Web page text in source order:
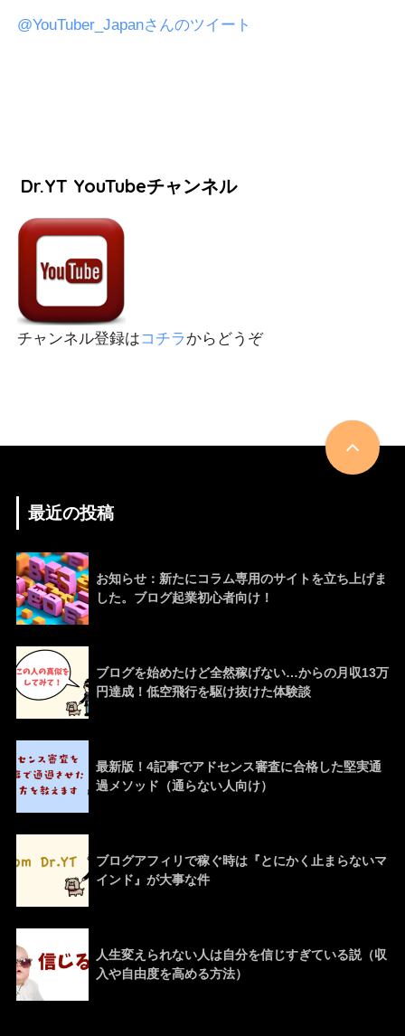
@YouTuber_Japanさんのツイート
Dr.YT YouTubeチャンネル
チャンネル登録はコチラ からどうぞ
最近の投稿
お知らせ：新たにコラム専用のサイトを立ち上げま
した。ブログ起業初心者向け！
ブログを始めたけど全然稼げない…からの月収13万
円達成！低空飛行を駆け抜けた体験談
最新版！4記事でアドセンス審査に合格した堅実通
過メソッド（通らない人向け）
ブログアフィリで稼ぐ時は『とにかく止まらないマ
インド』が大事な件
人生変えられない人は自分を信じすぎている説（収
入や自由度を高める方法）